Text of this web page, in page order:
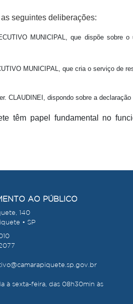
seguintes deliberações:
MUNICIPAL, que dispõe sobre
MUNICIPAL, que cria o serviço de
CLAUDINEI, dispondo sobre a
têm papel fundamental no
AO PÚBLICO
140
• SP
à sexta-feira, das 08h30min às